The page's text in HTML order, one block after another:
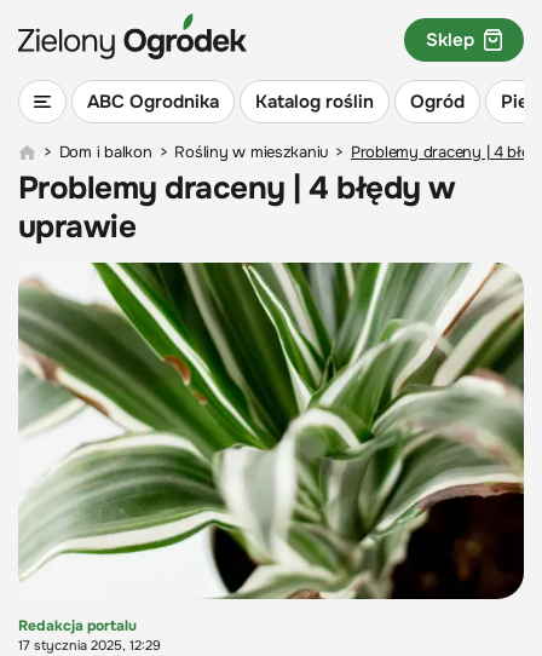
ABC Ogrodnika Katalog roślin Ogród
Sklep
> Dom i balkon > Rośliny w mieszkaniu > Problemy draceny | 4
Problemy draceny | 4 błędy w
uprawie
Redakcja portalu
17 stycznia 2025, 12:29